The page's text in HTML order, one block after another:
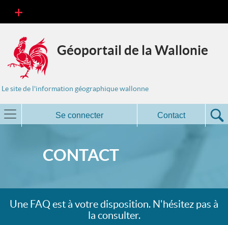
Géoportail de la Wallonie
Le site de l'information géographique wallonne
Se connecter Contact
CONTACT
Une FAQ est à votre disposition. N'hésitez pas à
la consulter.